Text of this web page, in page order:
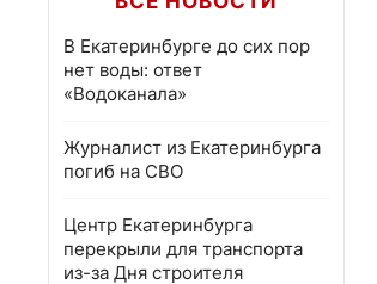
В Екатеринбурге до сих пор
нет воды: ответ
«Водоканала»
Журналист из Екатеринбурга
погиб на СВО
Центр Екатеринбурга
перекрыли для транспорта
из-за Дня строителя